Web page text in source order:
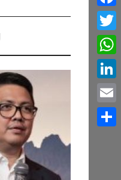
Email